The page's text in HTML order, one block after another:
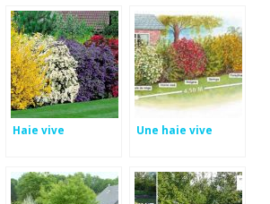
Haie vive Une haie vive